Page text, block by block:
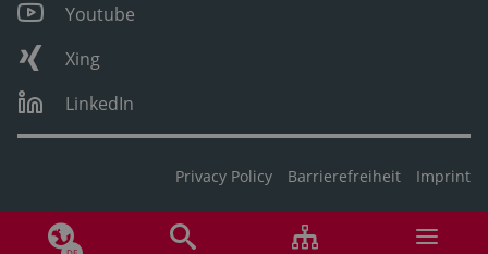
Youtube
Xing
LinkedIn
Privacy Policy Barrierefreiheit Imprint